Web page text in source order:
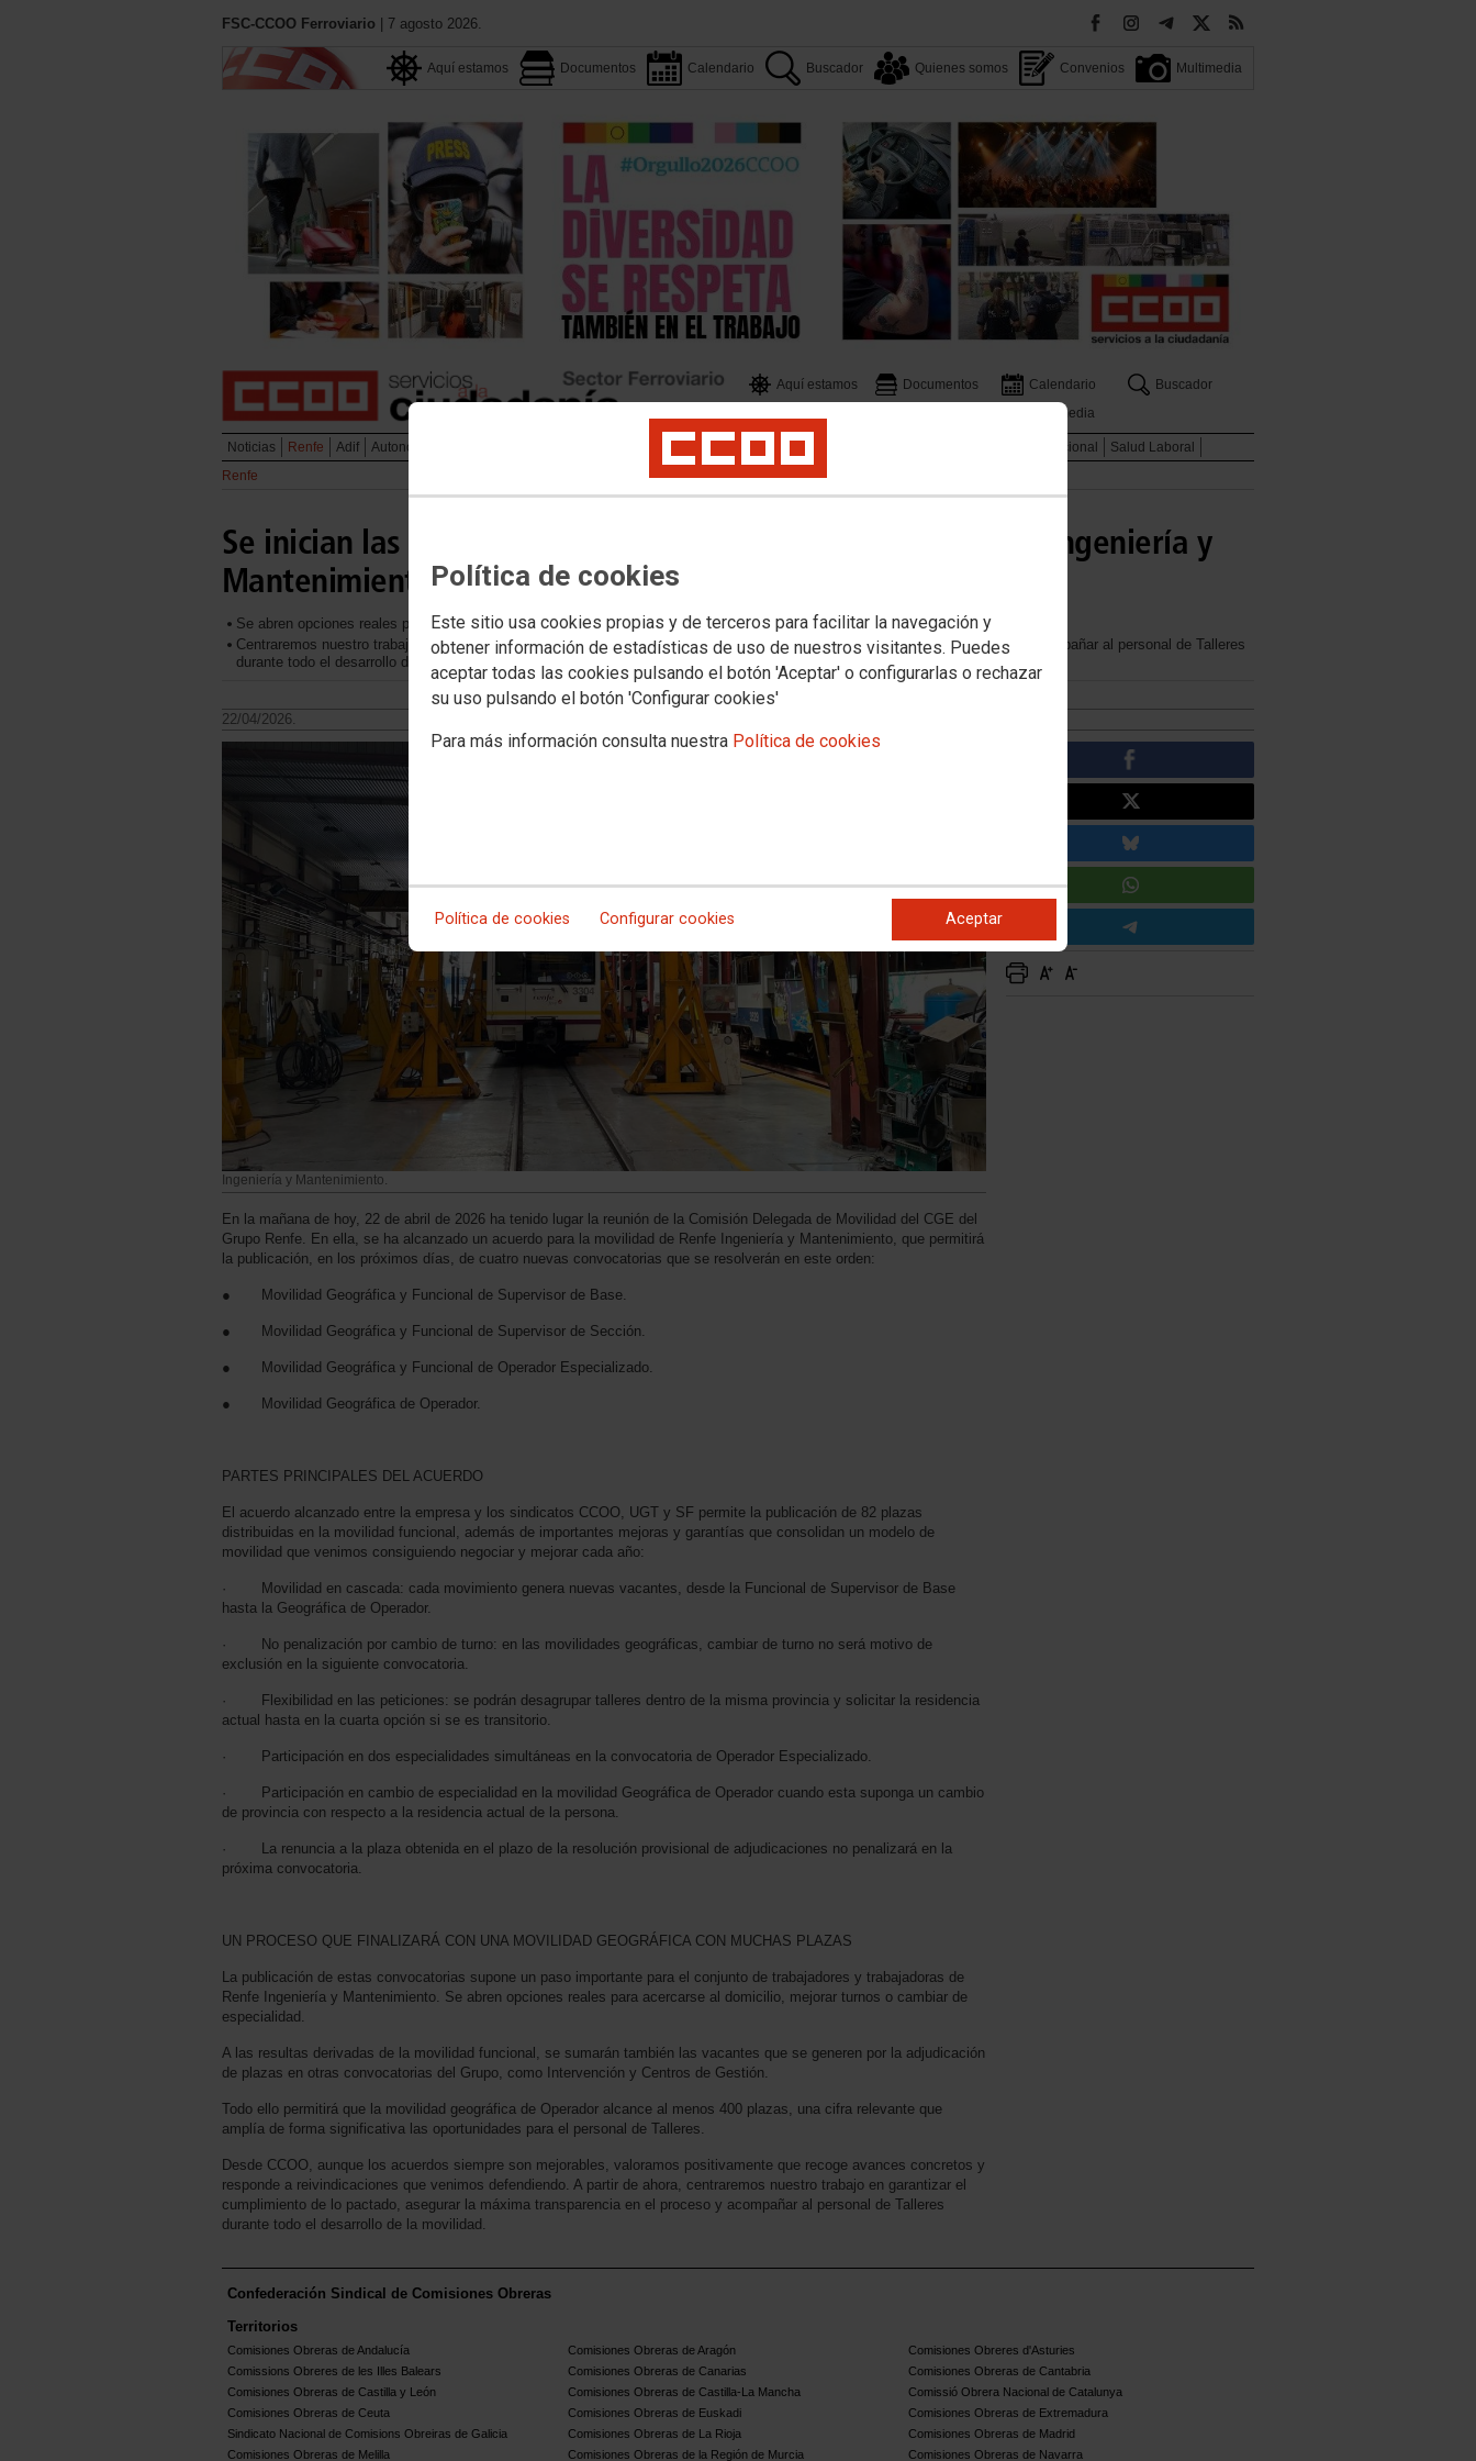
Política de cookies
Este sitio usa cookies propias y de terceros para facilitar la navegación y
obtener información de estadísticas de uso de nuestros visitantes. Puedes
aceptar todas las cookies pulsando el botón 'Aceptar' o configurarlas o rechazar
su uso pulsando el botón 'Configurar cookies'
Para más información consulta nuestra Política de cookies
Política de cookies Configurar cookies Aceptar
FSC-CCOO Ferroviario | 7 agosto 2026.
Aquí estamos Documentos Calendario Buscador Quienes somos Convenios Multimedia
Aquí estamos Documentos Calendario
Buscador
Multimedia
Noticias Renfe Adif Autonómicos Internacional
Salud Laboral
Renfe
Se inician las convocatorias de movilidad de 2026 en Renfe Ingeniería y
Mantenimiento
Se abren opciones reales para la plantilla de acercarse al domicilio, mejorar turnos o cambiar de especialidad
Centraremos nuestro trabajo en garantizar el cumplimiento de lo pactado, asegurar la máxima transparencia en el proceso y acompañar al personal de Talleres
durante todo el desarrollo de la movilidad
22/04/2026.
Ingeniería y Mantenimiento.
En la mañana de hoy, 22 de abril de 2026 ha tenido lugar la reunión de la Comisión Delegada de Movilidad del CGE del
Grupo Renfe. En ella, se ha alcanzado un acuerdo para la movilidad de Renfe Ingeniería y Mantenimiento, que permitirá
la publicación, en los próximos días, de cuatro nuevas convocatorias que se resolverán en este orden:
● Movilidad Geográfica y Funcional de Supervisor de Base.
● Movilidad Geográfica y Funcional de Supervisor de Sección.
● Movilidad Geográfica y Funcional de Operador Especializado.
● Movilidad Geográfica de Operador.
PARTES PRINCIPALES DEL ACUERDO
El acuerdo alcanzado entre la empresa y los sindicatos CCOO, UGT y SF permite la publicación de 82 plazas
distribuidas en la movilidad funcional, además de importantes mejoras y garantías que consolidan un modelo de
movilidad que venimos consiguiendo negociar y mejorar cada año:
· Movilidad en cascada: cada movimiento genera nuevas vacantes, desde la Funcional de Supervisor de Base
hasta la Geográfica de Operador.
· No penalización por cambio de turno: en las movilidades geográficas, cambiar de turno no será motivo de
exclusión en la siguiente convocatoria.
· Flexibilidad en las peticiones: se podrán desagrupar talleres dentro de la misma provincia y solicitar la residencia
actual hasta en la cuarta opción si se es transitorio.
· Participación en dos especialidades simultáneas en la convocatoria de Operador Especializado.
· Participación en cambio de especialidad en la movilidad Geográfica de Operador cuando esta suponga un cambio
de provincia con respecto a la residencia actual de la persona.
· La renuncia a la plaza obtenida en el plazo de la resolución provisional de adjudicaciones no penalizará en la
próxima convocatoria.
UN PROCESO QUE FINALIZARÁ CON UNA MOVILIDAD GEOGRÁFICA CON MUCHAS PLAZAS
La publicación de estas convocatorias supone un paso importante para el conjunto de trabajadores y trabajadoras de
Renfe Ingeniería y Mantenimiento. Se abren opciones reales para acercarse al domicilio, mejorar turnos o cambiar de
especialidad.
A las resultas derivadas de la movilidad funcional, se sumarán también las vacantes que se generen por la adjudicación
de plazas en otras convocatorias del Grupo, como Intervención y Centros de Gestión.
Todo ello permitirá que la movilidad geográfica de Operador alcance al menos 400 plazas, una cifra relevante que
amplía de forma significativa las oportunidades para el personal de Talleres.
Desde CCOO, aunque los acuerdos siempre son mejorables, valoramos positivamente que recoge avances concretos y
responde a reivindicaciones que venimos defendiendo. A partir de ahora, centraremos nuestro trabajo en garantizar el
cumplimiento de lo pactado, asegurar la máxima transparencia en el proceso y acompañar al personal de Talleres
durante todo el desarrollo de la movilidad.
Confederación Sindical de Comisiones Obreras
Territorios
Comisiones Obreras de Andalucía Comisiones Obreras de Aragón
Comisiones Obreres d'Asturies
Comissions Obreres de les Illes Balears
Comisiones Obreras de Canarias
Comisiones Obreras de Cantabria
Comisiones Obreras de Castilla y León
Comisiones Obreras de Castilla-La Mancha
Comissió Obrera Nacional de Catalunya
Comisiones Obreras de Ceuta
Comisiones Obreras de Euskadi
Comisiones Obreras de Extremadura
Sindicato Nacional de Comisions Obreiras de Galicia
Comisiones Obreras de La Rioja
Comisiones Obreras de Madrid
Comisiones Obreras de Melilla
Comisiones Obreras de la Región de Murcia Comisiones Obreras de Navarra